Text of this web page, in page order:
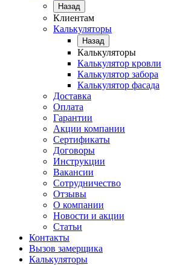
Назад
Клиентам
Калькуляторы
Назад
Калькуляторы
Калькулятор кровли
Калькулятор забора
Калькулятор фасада
Доставка
Оплата
Гарантии
Акции компании
Сертификаты
Договоры
Инструкции
Вакансии
Сотрудничество
Отзывы
О компании
Новости и акции
Статьи
Контакты
Вызов замерщика
Калькуляторы